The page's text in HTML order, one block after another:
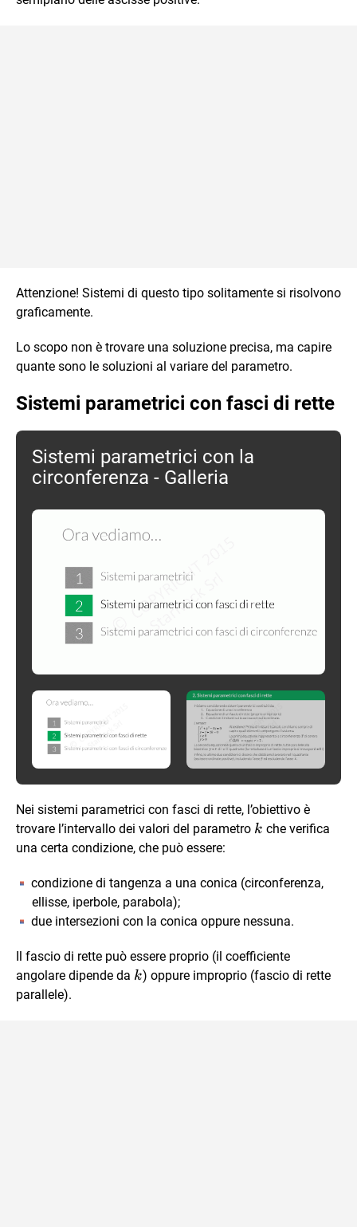
Attenzione! Sistemi di questo tipo solitamente si risolvono
graficamente.
Lo scopo non è trovare una soluzione precisa, ma capire
quante sono le soluzioni al variare del parametro.
Sistemi parametrici con fasci di rette
Sistemi parametrici con la
circonferenza - Galleria
Nei sistemi parametrici con fasci di rette, l’obiettivo è
trovare l’intervallo dei valori del parametro k
k che verifica
una certa condizione, che può essere:
condizione di tangenza a una conica (circonferenza,
ellisse, iperbole, parabola);
due intersezioni con la conica oppure nessuna.
Il fascio di rette può essere proprio (il coefficiente
angolare dipende da k
k) oppure improprio (fascio di rette
parallele).